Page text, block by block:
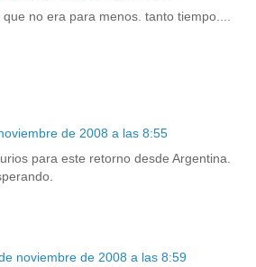
no era para menos. tanto tiempo....
de 2008 a las 8:55
para este retorno desde Argentina.
noviembre de 2008 a las 8:59